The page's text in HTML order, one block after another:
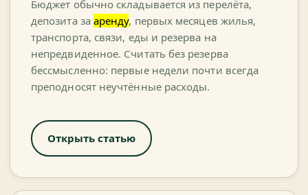
Бюджет обычно складывается из перелёта,
депозита за аренду, первых месяцев жилья,
транспорта, связи, еды и резерва на
непредвиденное. Считать без резерва
бессмысленно: первые недели почти всегда
преподносят неучтённые расходы.
Открыть статью